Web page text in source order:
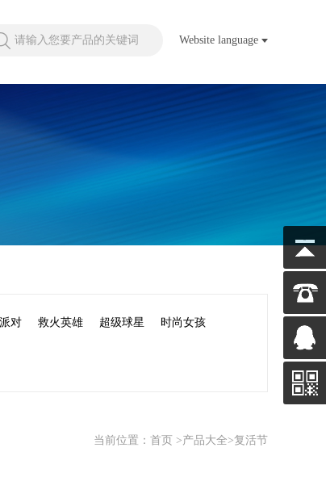
请输入您要产品的关键词 Website language
对 救火英雄 超级球星 时尚女孩
当前位置： 首页 >产品大全>复活节